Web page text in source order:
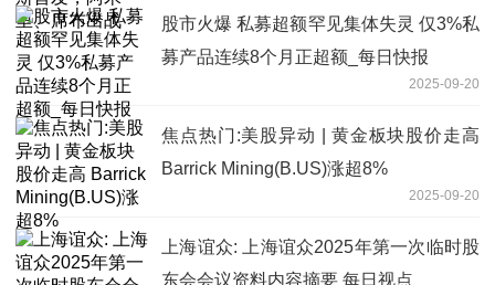
股市火爆 私募超额罕见集体失灵 仅3%私
募产品连续8个月正超额_每日快报
2025-09-20
焦点热门:美股异动 | 黄金板块股价走高
Barrick Mining(B.US)涨超8%
2025-09-20
上海谊众: 上海谊众2025年第一次临时股
东会会议资料内容摘要 每日视点